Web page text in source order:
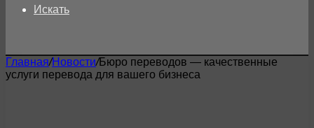
Искать
Главная/Новости/Бюро переводов — качественные
услуги перевода для вашего бизнеса